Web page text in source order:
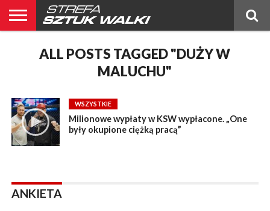
BLOG
BELTOR
NEWS
KICKBOXING
OGŁOSZENIA
POLSKIE
MMA
PUBLICYSTYKA
RANKING
MMA
RANKING
RELACJE
ŚWIATOWE
MMA
WYWIADY
ALL POSTS TAGGED "DUŻY W
MALUCHU"
WSZYSTKIE
Milionowe wypłaty w KSW wypłacone. „One
były okupione ciężką pracą”
ANKIETA